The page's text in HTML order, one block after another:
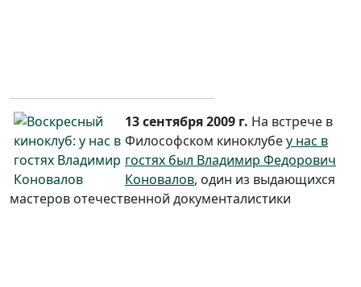
13 сентября 2009 г. На встрече в
Философском киноклубеу нас в
гостях был Владимир Федорович
Коновалов, один из выдающихся
мастеров отечественной документалистики